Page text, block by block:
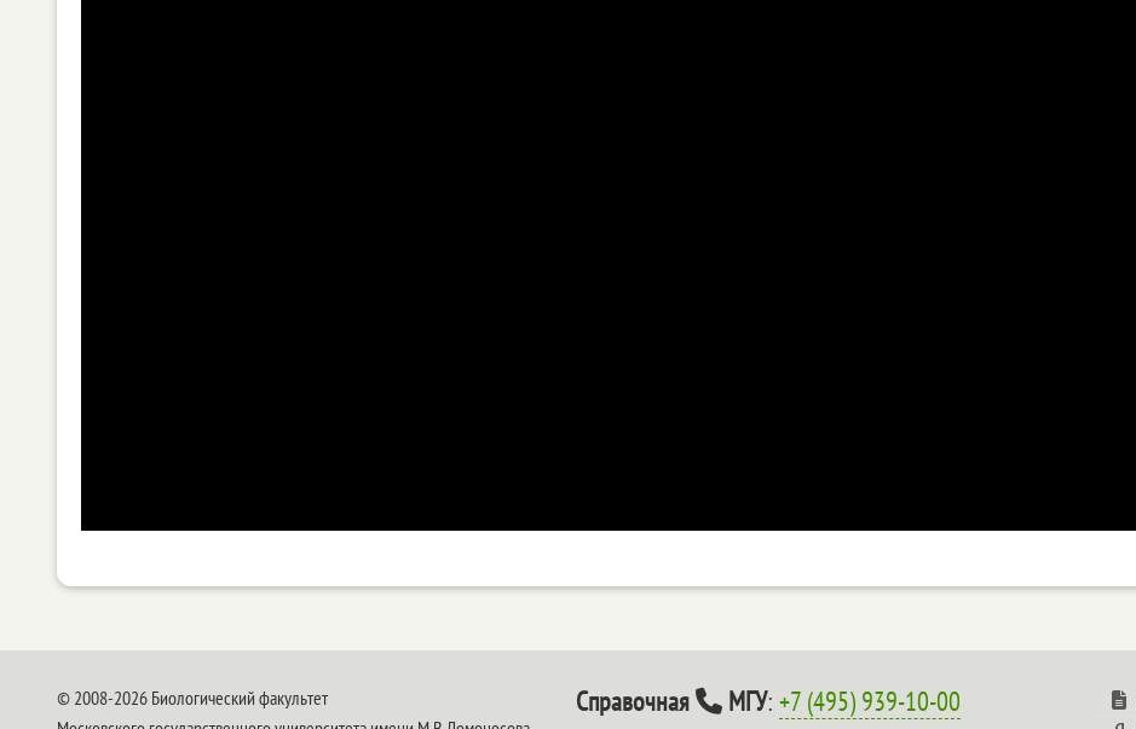
© 2008-2026 Биологический факультет
Справочная МГУ:+7 (495) 939-10-00